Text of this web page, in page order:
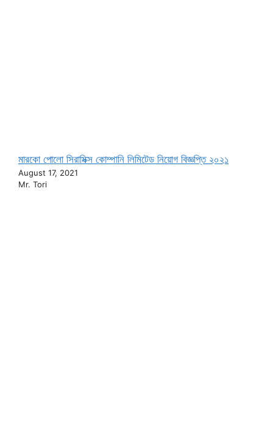
মারকো পোলো সিরামিক্স কোম্পানি লিমিটেড নিয়োগ বিজ্ঞপ্তি ২০২১
August 17, 2021
Mr. Tori